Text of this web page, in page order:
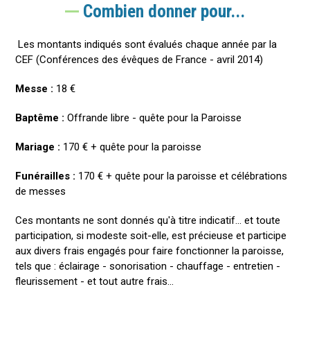
Combien donner pour...
Les montants indiqués sont évalués chaque année par la
CEF (Conférences des évêques de France - avril 2014)
Messe : 18 €
Baptême : Offrande libre - quête pour la Paroisse
Mariage : 170 € + quête pour la paroisse
Funérailles : 170 € + quête pour la paroisse et célébrations
de messes
Ces montants ne sont donnés qu'à titre indicatif... et toute
participation, si modeste soit-elle, est précieuse et participe
aux divers frais engagés pour faire fonctionner la paroisse,
tels que : éclairage - sonorisation - chauffage - entretien -
fleurissement - et tout autre frais...